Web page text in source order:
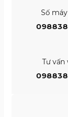
Số
Tư vấn